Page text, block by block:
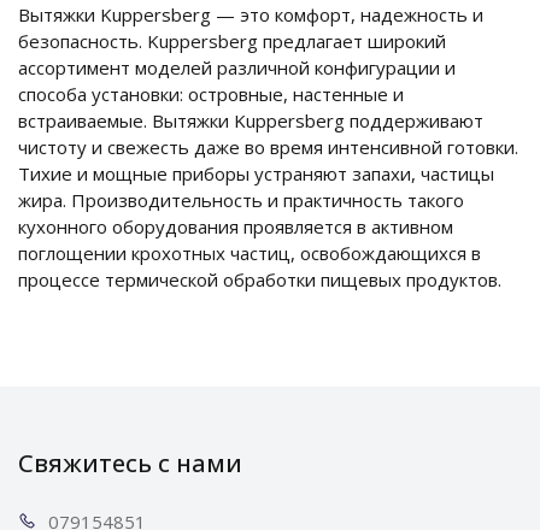
Вытяжки Kuppersberg — это комфорт, надежность и
безопасность. Kuppersberg предлагает широкий
ассортимент моделей различной конфигурации и
способа установки: островные, настенные и
встраиваемые. Вытяжки Kuppersberg поддерживают
чистоту и свежесть даже во время интенсивной готовки.
Тихие и мощные приборы устраняют запахи, частицы
жира. Производительность и практичность такого
кухонного оборудования проявляется в активном
поглощении крохотных частиц, освобождающихся в
процессе термической обработки пищевых продуктов.
Свяжитесь с нами
0791 54851